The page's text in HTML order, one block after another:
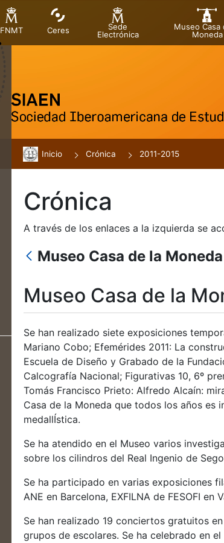
FNMT Ceres
Sede
Electrónica
Museo Casa
Moneda
Show/Hide
Show/Hide
Show/Hide
Inicio Crónica 2011-2015
Crónica
A través de los enlaces a la izquierda se
Museo Casa de la
Museo Casa de la
Se han realizado siete exposiciones
Mariano Cobo; Efemérides 2011: La
Escuela de Diseño y Grabado de la
Calcografía Nacional; Figurativas 10, 6º
Tomás Francisco Prieto: Alfredo Alcaín:
Casa de la Moneda que todos los años es
medallÍstica.
Se ha atendido en el Museo varios
sobre los cilindros del Real Ingenio de
Se ha participado en varias exposiciones
ANE en Barcelona, EXFILNA de FESOFI
Se han realizado 19 conciertos gratuitos
grupos de escolares. Se ha celebrado en